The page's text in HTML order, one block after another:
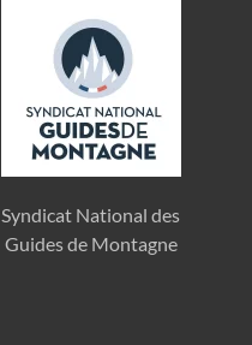
Syndicat National des
Guides de Montagne